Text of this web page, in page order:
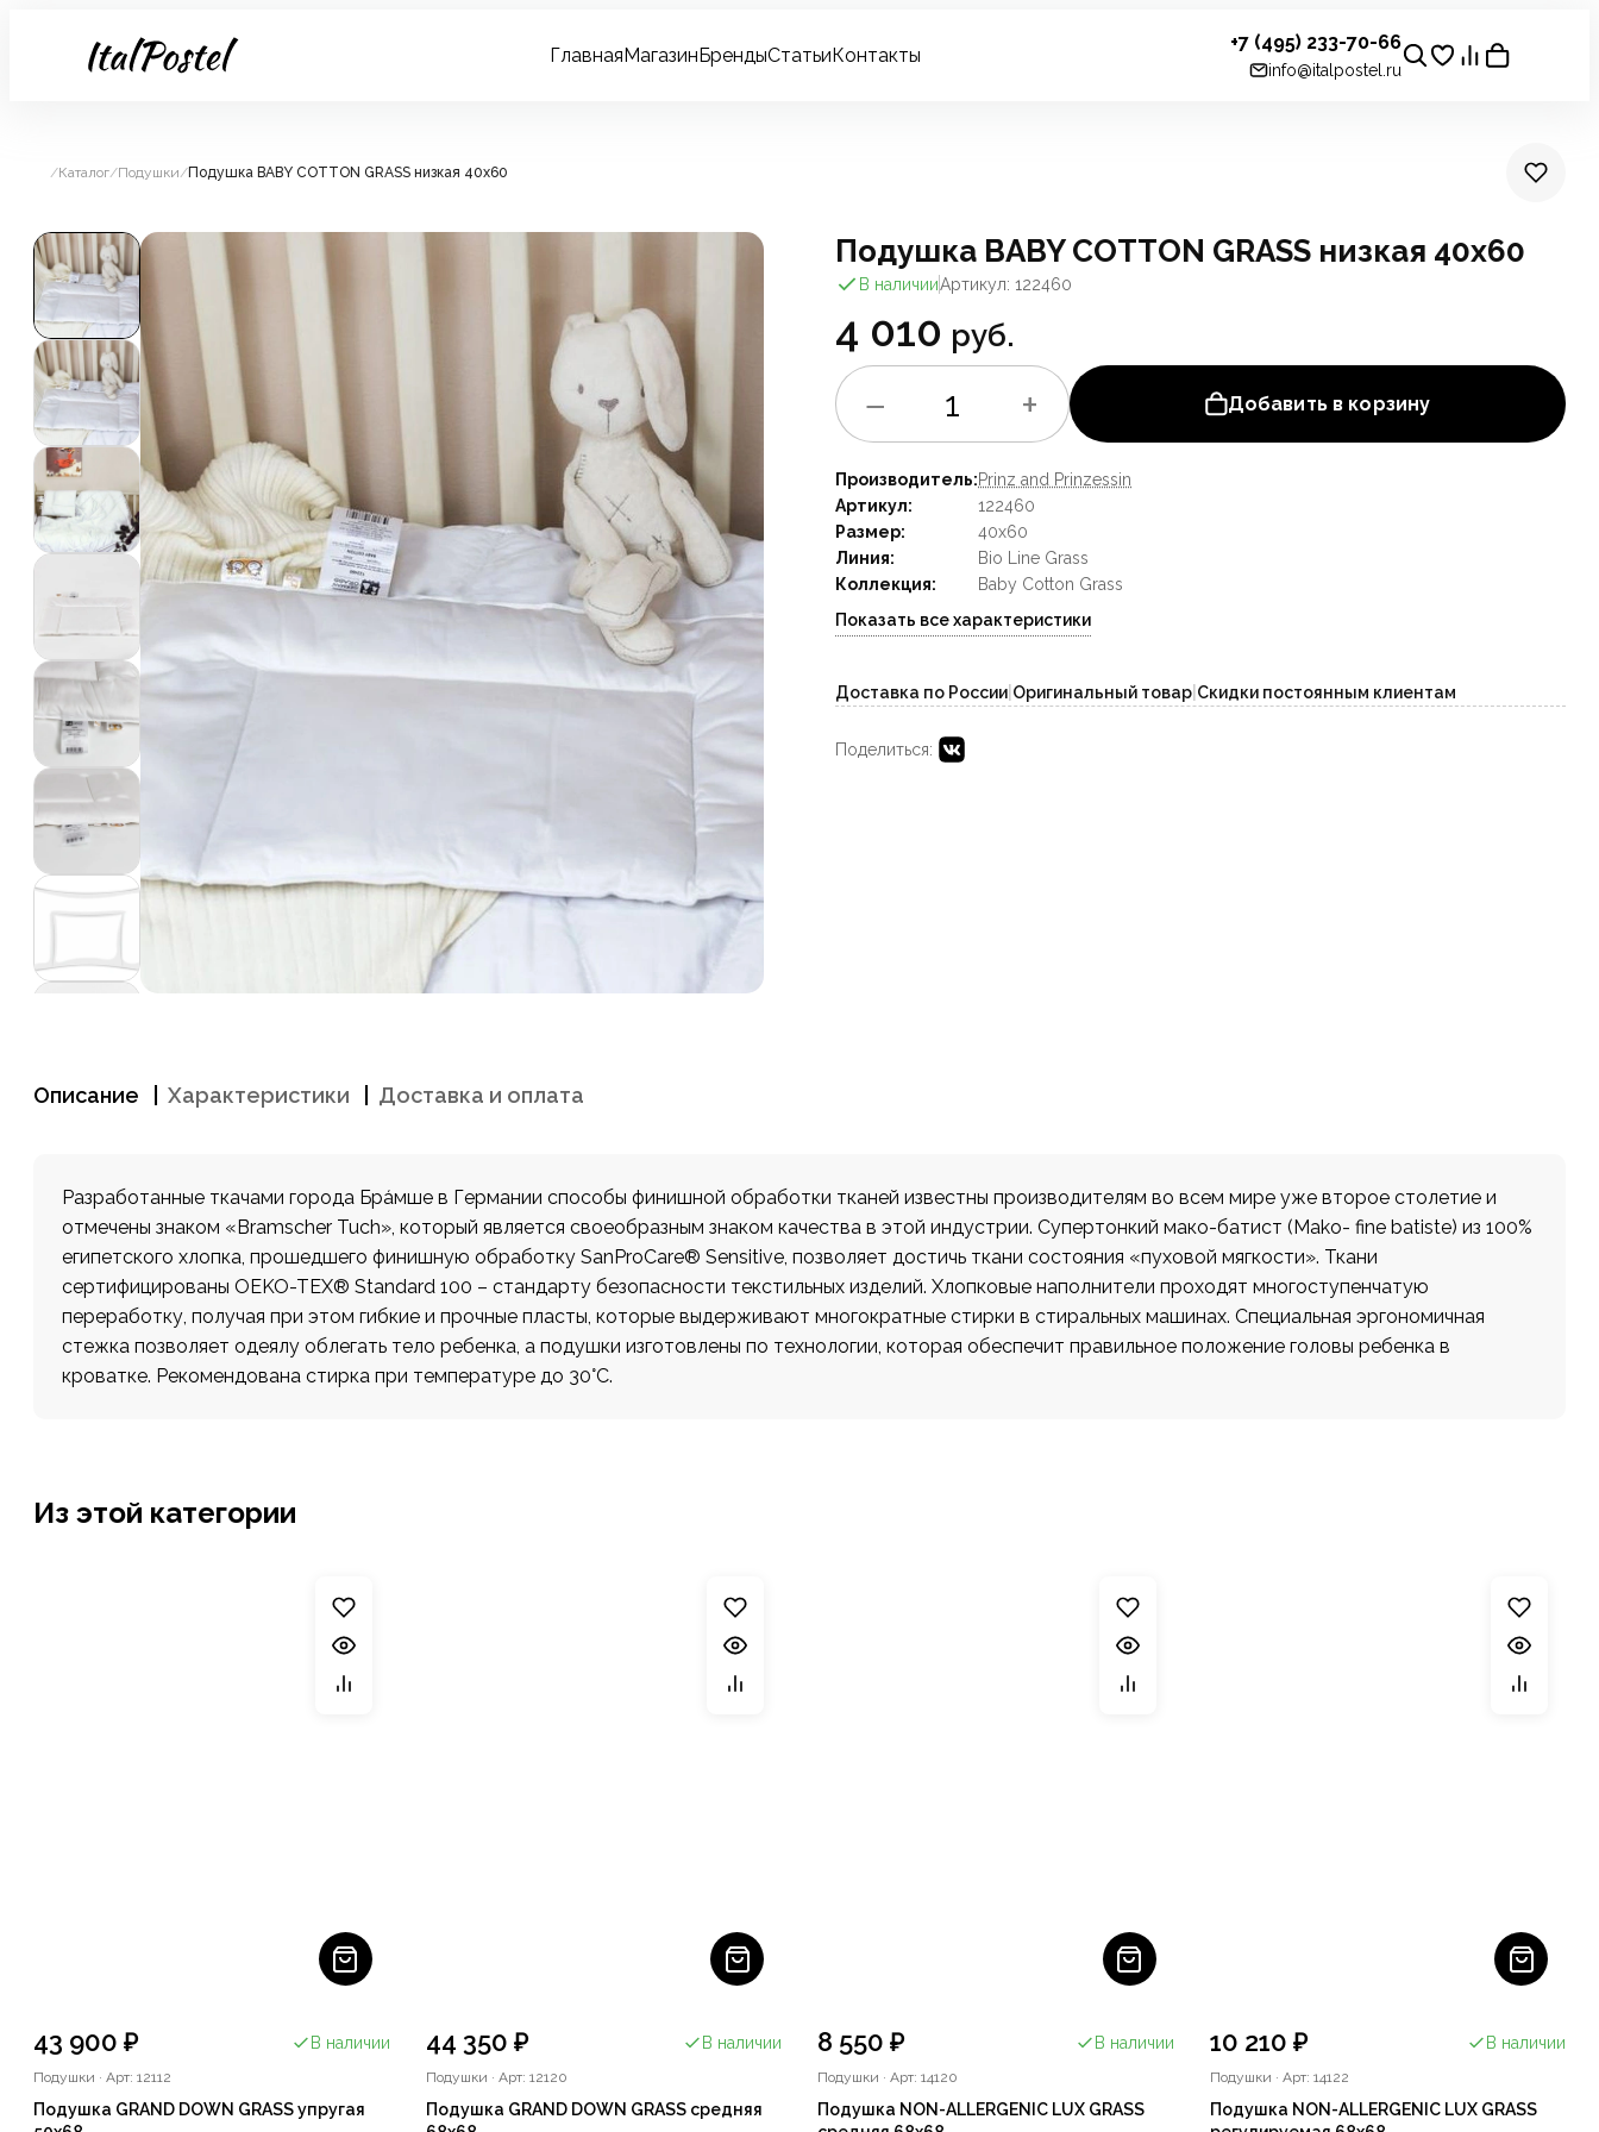
ГлавнаяМагазинБрендыСтатьиКонтакты
+7 (495) 233-70-66
info@italpostel.ru
/Каталог/Подушки/Подушка BABY COTTON GRASS низкая 40х60
Подушка BABY COTTON GRASS низкая 40х60
В наличииАртикул: 122460
4 010 руб.
− 1 + Добавить в корзину
Производитель:Prinz and Prinzessin
Артикул:
122460
Размер:
40x60
Линия:
Bio Line Grass
Коллекция:
Baby Cotton Grass
Показать все характеристики
Доставка по России Оригинальный товар Скидки постоянным клиентам
Поделиться:
Описание Характеристики Доставка и оплата
Разработанные ткачами города Бра́мше в Германии способы финишной обработки тканей известны производителям во всем мире уже второе столетие и
отмечены знаком «Bramscher Tuch», который является своеобразным знаком качества в этой индустрии. Супертонкий мако-батист (Mako- fine batiste) из 100%
египетского хлопка, прошедшего финишную обработку SanProCare® Sensitive, позволяет достичь ткани состояния «пуховой мягкости». Ткани
сертифицированы OEKO-TEX® Standard 100 – стандарту безопасности текстильных изделий. Хлопковые наполнители проходят многоступенчатую
переработку, получая при этом гибкие и прочные пласты, которые выдерживают многократные стирки в стиральных машинах. Специальная эргономичная
стежка позволяет одеялу облегать тело ребенка, а подушки изготовлены по технологии, которая обеспечит правильное положение головы ребенка в
кроватке. Рекомендована стирка при температуре до 30°С.
Из этой категории
43 900 ₽ В наличии
Подушки · Арт: 12112
Подушка GRAND DOWN GRASS упругая
44 350 ₽ В наличии
Подушки · Арт: 12120
Подушка GRAND DOWN GRASS средняя
8 550 ₽ В наличии
Подушки · Арт: 14120
Подушка NON-ALLERGENIC LUX GRASS
10 210 ₽ В наличии
Подушки · Арт: 14122
Подушка NON-ALLERGENIC LUX GRASS